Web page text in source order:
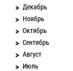
Декабрь
Ноябрь
Октябрь
Сентябрь
Август
Июль